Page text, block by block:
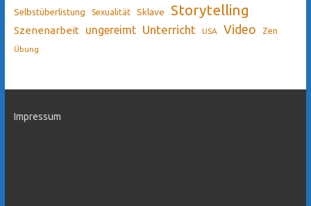
Selbstüberlistung Sexualität Sklave Storytelling
Szenenarbeit ungereimt Unterricht USA Video Zen
Übung
Impressum